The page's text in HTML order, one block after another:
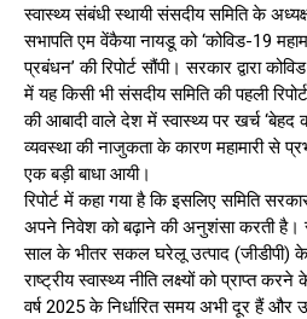
स्वास्थ्य संबंधी स्थायी संसदीय समिति के
सभापति एम वेंकैया नायडू को ‘कोविड-19
प्रबंधन’ की रिपोर्ट सौंपी। सरकार द्वारा
में यह किसी भी संसदीय समिति की पहली
की आबादी वाले देश में स्वास्थ्य पर खर्च ‘बेहद
व्यवस्था की नाजुकता के कारण महामारी से
एक बड़ी बाधा आयी।
रिपोर्ट में कहा गया है कि इसलिए समिति
अपने निवेश को बढ़ाने की अनुशंसा करती है।
साल के भीतर सकल घरेलू उत्पाद (जीडीपी)
राष्ट्रीय स्वास्थ्य नीति लक्ष्यों को प्राप्त
वर्ष 2025 के निर्धारित समय अभी दूर हैं और